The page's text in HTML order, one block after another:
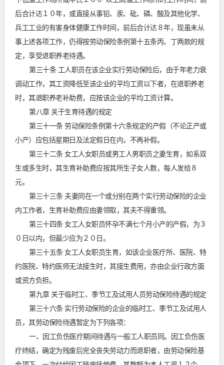
后合计达１０年，或直接从事铅、汞、砒、磷、酸及其他化学、
兵工工业的有害身体健康工作时间，前后合计达８年，现虽未从
事上述各项工作，仍得按劳动保险条例第十五条丙、丁两款的规
定，享受退职养老待遇。
第三十条 工人职员在该企业实行劳动保险后，由于年老力衰
调动工作，其工资降低至该企业的平均工资以下者，在退职养老
时，其退职养老补助费，应按该企业的平均工资计算。
第八章 关于生育待遇的规定
第三十一条 劳动保险条例第十六条规定的产假（不论正产或
小产）应包括星期日及法定假日在内，不再补假。
第三十二条 女工人女职员或男工人男职员之妻生育，如系双
生或多生时，其生育补助费应按其所生子女人数，每人发给８
元。
第三十三条 夫妻同在一个或分别在两个实行劳动保险的企业
内工作者，生育补助费应由妻领取，其夫不得重领。
第三十四条 女工人女职员怀孕不满七个月小产的产假，为３
０日以内，但最少应为２０日。
第三十五条 女工人女职员生育，如该企业医疗所、医院、特
约医院、特约医师无法接生时，其接生费用，亦由企业行政方面
或资方负担。
第九章 关于临时工、季节工及试用人员劳动保险待遇的规定
第三十六条 实行劳动保险的企业的临时工、季节工及试用人
员，其劳动保险待遇暂定为下列各项：
一、因工负伤医疗期间待遇与一般工人职员同。因工负伤医
疗终结，确定为残废后完全丧失劳动力而退职者，由劳动保险基